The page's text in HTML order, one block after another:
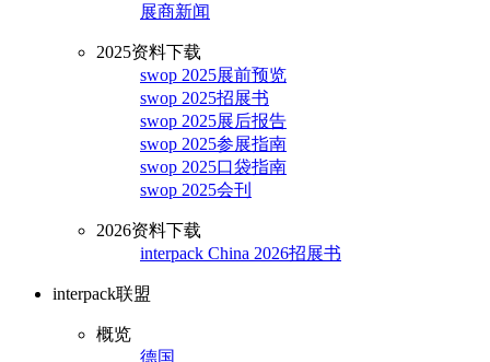
展商新闻
2025资料下载
swop 2025展前预览
swop 2025招展书
swop 2025展后报告
swop 2025参展指南
swop 2025口袋指南
swop 2025会刊
2026资料下载
interpack China 2026招展书
interpack联盟
概览
德国